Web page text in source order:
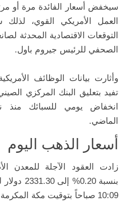
سيخفض أسعار الفائدة مرة أو
العمل الأمريكي القوي،
التوقعات الاقتصادية المحدثة
الصحفي للرئيس جيروم باول.
وأثارت بيانات الوظائف
تفيد بتعليق البنك المركزي
الماضي.
أسعار الذهب اليوم
زادت العقود الآجلة للمعدن
بنسبة
10:09 صباحاً بتوقيت مكة المكرمة.